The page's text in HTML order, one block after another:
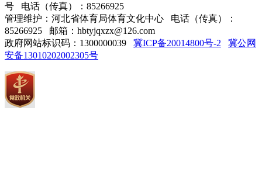
号 电话（传真）：85266925
管理维护：河北省体育局体育文化中心 电话（传真）：
85266925 邮箱：hbtyjqxzx@126.com
政府网站标识码：1300000039 冀ICP备20014800号-2
冀公网
安备13010202002305号